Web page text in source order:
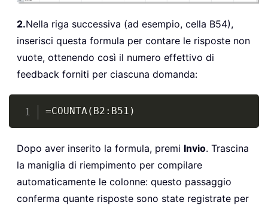
2.Nella riga successiva (ad esempio, cella B54),
inserisci questa formula per contare le risposte non
vuote, ottenendo così il numero effettivo di
feedback forniti per ciascuna domanda:
=COUNTA(B2:B51)
Dopo aver inserito la formula, premi Invio. Trascina
la maniglia di riempimento per compilare
automaticamente le colonne: questo passaggio
conferma quante risposte sono state registrate per